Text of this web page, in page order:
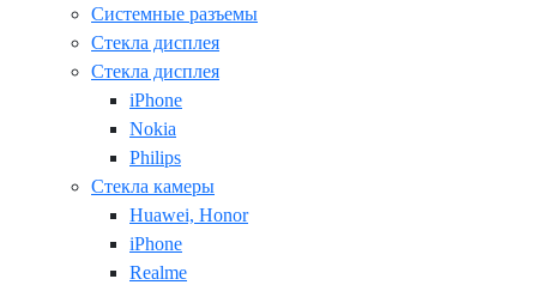
Системные разъемы
Стекла дисплея
Стекла дисплея
iPhone
Nokia
Philips
Стекла камеры
Huawei, Honor
iPhone
Realme